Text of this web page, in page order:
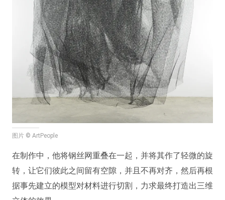
图片 © ArtPeople
在制作中，他将钢丝网重叠在一起，并将其作了轻微的旋
转，让它们彼此之间留有空隙，并且不再对齐，然后再根
据事先建立的模型对材料进行切割，力求最终打造出三维